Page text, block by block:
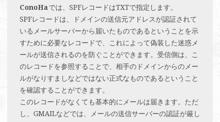
ConoHaでは、SPFレコードはTXTで指定します。
SPFレコードは、ドメインの送信元アドレスが認証されて
いるメールサーバーから届いたものであるということを示
すために必要なレコードで、これによって偽装した迷惑メ
ールが送信されるのを防ぐことができます。受信側は、こ
のレコードを参照することで、相手のドメインからのメー
ルがなりすましなどではない正式なものであるということ
を確認することができます。
このレコードがなくても基本的にメールは届きます。ただ
し、GMAILなどでは、メールの送信サーバーの認証が厳し